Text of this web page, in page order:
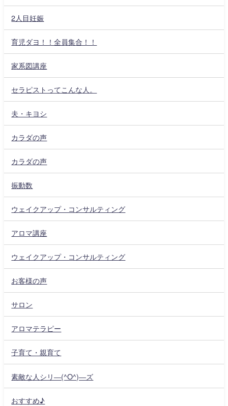
2人目妊娠
育児ダヨ！！全員集合！！
家系図講座
セラピストってこんな人。
夫・キヨシ
カラダの声
カラダの声
振動数
ウェイクアップ・コンサルティング
アロマ講座
ウェイクアップ・コンサルティング
お客様の声
サロン
アロマテラピー
子育て・親育て
素敵な人シリ―(^O^)―ズ
おすすめ♪